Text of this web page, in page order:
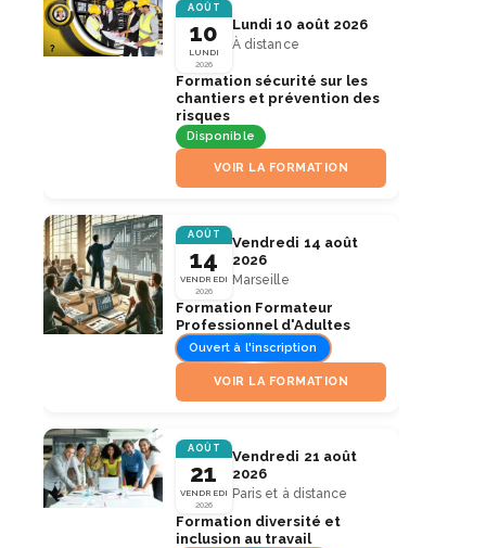
AOÛT
10
LUNDI
2026
Lundi 10 août 2026
À distance
Formation sécurité sur les
chantiers et prévention des
risques
Disponible
VOIR LA FORMATION
AOÛT
14
VENDREDI
2026
Vendredi 14 août
2026
Marseille
Formation Formateur
Professionnel d'Adultes
Ouvert à l'inscription
VOIR LA FORMATION
AOÛT
21
VENDREDI
2026
Vendredi 21 août
2026
Paris et à distance
Formation diversité et
inclusion au travail